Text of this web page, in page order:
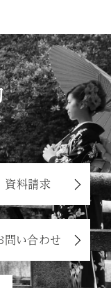
資料請求
問い合わせ